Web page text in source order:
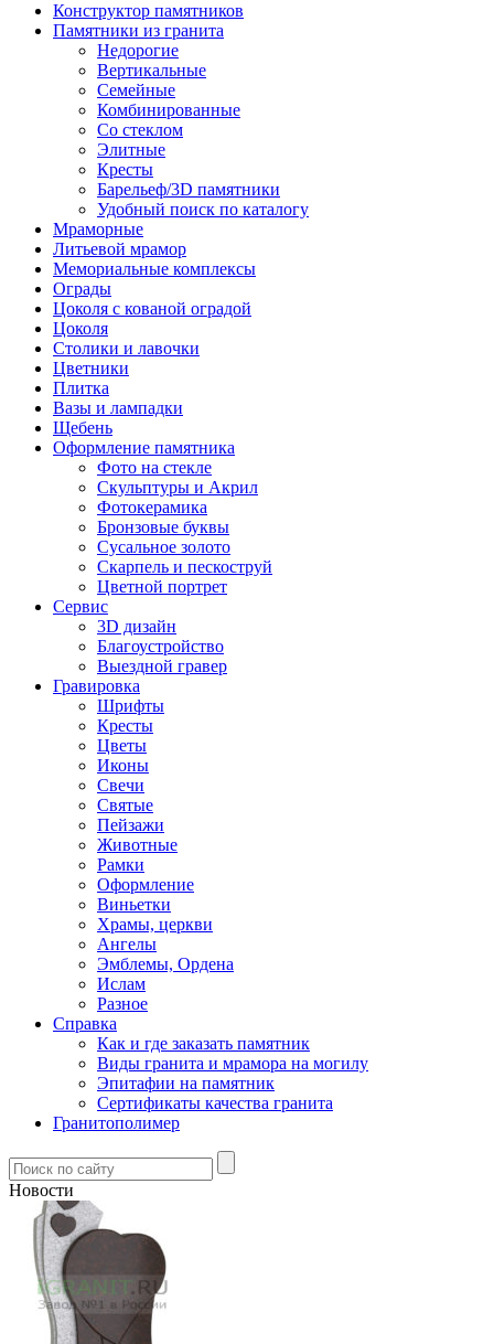
Конструктор памятников
Памятники из гранита
Недорогие
Вертикальные
Семейные
Комбинированные
Со стеклом
Элитные
Кресты
Барельеф/3D памятники
Удобный поиск по каталогу
Мраморные
Литьевой мрамор
Мемориальные комплексы
Ограды
Цоколя с кованой оградой
Цоколя
Столики и лавочки
Цветники
Плитка
Вазы и лампадки
Щебень
Оформление памятника
Фото на стекле
Скульптуры и Акрил
Фотокерамика
Бронзовые буквы
Сусальное золото
Скарпель и пескоструй
Цветной портрет
Сервис
3D дизайн
Благоустройство
Выездной гравер
Гравировка
Шрифты
Кресты
Цветы
Иконы
Свечи
Святые
Пейзажи
Животные
Рамки
Оформление
Виньетки
Храмы, церкви
Ангелы
Эмблемы, Ордена
Ислам
Разное
Справка
Как и где заказать памятник
Виды гранита и мрамора на могилу
Эпитафии на памятник
Сертификаты качества гранита
Гранитополимер
Новости